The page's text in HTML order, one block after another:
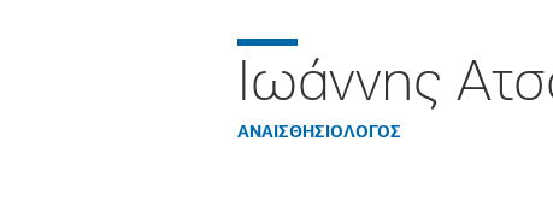
Ιωάννης
ΑΝΑΙΣΘΗΣΙΟΛΟΓΟΣ